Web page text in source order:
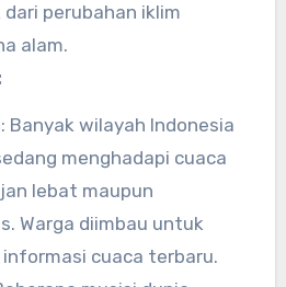
perubahan iklim
alam.
: Banyak wilayah Indonesia
menghadapi cuaca
lebat maupun
Warga diimbau untuk
cuaca terbaru.